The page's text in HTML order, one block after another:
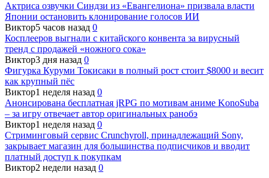
Актриса озвучки Синдзи из «Евангелиона» призвала власти
Японии остановить клонирование голосов ИИ
Виктор5 часов назад 0
Косплееров выгнали с китайского конвента за вирусный
тренд с продажей «ножного сока»
Виктор3 дня назад 0
Фигурка Куруми Токисаки в полный рост стоит $8000 и весит
как крупный пёс
Виктор1 неделя назад 0
Анонсирована бесплатная jRPG по мотивам аниме KonoSuba
– за игру отвечает автор оригинальных ранобэ
Виктор1 неделя назад 0
Стриминговый сервис Crunchyroll, принадлежащий Sony,
закрывает магазин для большинства подписчиков и вводит
платный доступ к покупкам
Виктор2 недели назад 0